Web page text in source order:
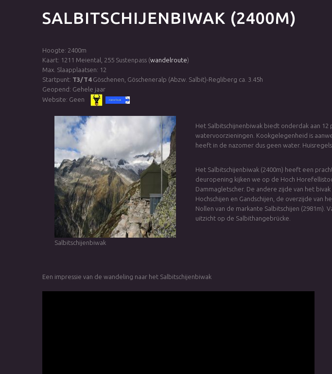
SALBITSCHIJENBIWAK (2400M)
Hoogte: 2400m
Kaart: 1211 Meiental, 255 Sustenpass (wandelroute)
Max. Slaapplaatsen: 12
Startpunt: T3/T4Göschenen, Göscheneralp (Abzw. Salbit)-Regliberg ca. 3.45h
Geopend: Gehele jaar
Website: Geen
Salbitschijenbiwak
Het Salbitschijnenbiwak biedt onderdak aan
watervoorzieningen. Kookgelegenheid is
heeft in de nazomer dus geen water.
Het Salbitschijenbiwak (2400m) heeft een
deuropening kijken we op de Hoch
Dammagletscher. De andere zijde van het
Hochschijen en Gandschijen, de overzijde van
Nollen van de markante Salbitschijen (2981m).
uitzicht op de Salbithangebrücke.
Een impressie van de wandeling naar het Salbitschijenbiwak